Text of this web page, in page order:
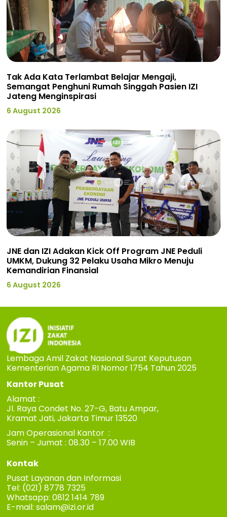
Tak Ada Kata Terlambat Belajar Mengaji,
Semangat Penghuni Rumah Singgah Pasien IZI
Jateng Menginspirasi
6 August 2026
JNE dan IZI Adakan Kick Off Program JNE Peduli
UMKM, Dukung 32 Pelaku Usaha Mikro Menuju
Kemandirian Finansial
6 August 2026
Lembaga Amil Zakat Nasional Surat Keputusan
Kementerian Agama RI Nomor 1754 Tahun 2025
Kantor Pusat
Alamat :
Jl. Raya Condet No. 27-G, Batu Ampar,
Kramat Jati, Jakarta Timur 13520
Jam Operasional Kantor :
Senin – Jumat : 08.30 – 17.00 WIB
Kontak
Pusat Layanan dan Informasi
Tel: (021) 8778 7325
Whatsapp: 0812 1414 789
E-mail:salam@izi.or.id